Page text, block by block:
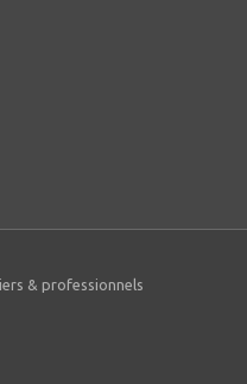
& professionnels